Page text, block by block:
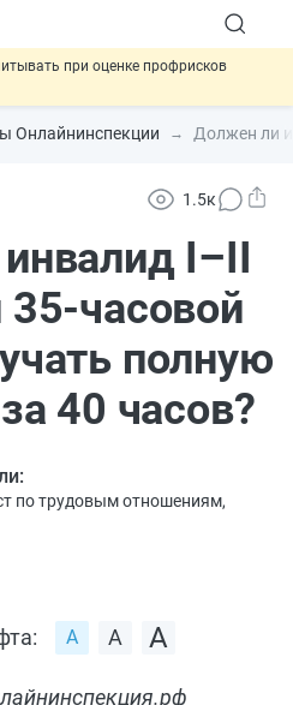
при оценке профрисков
вступающие в силу сегодня
получать ВНЖ и
об упрощении госзакупок по 44-ФЗ
Онлайнинспекции Должен ли
1.5к
I–II
полную
40 часов?
по трудовым отношениям,